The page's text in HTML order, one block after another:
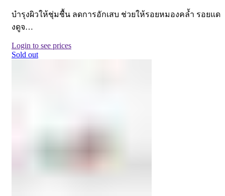
บำรุงผิวให้ชุ่มชื้น ลดการอักเสบ ช่วยให้รอยหมองคล้ำ รอยแด
งดูจ…
Login to see prices
Sold out